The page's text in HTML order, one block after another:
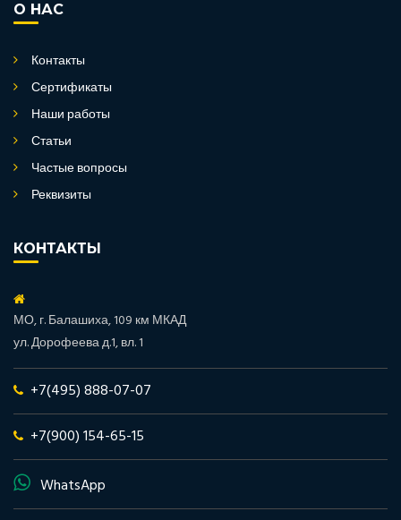
О НАС
Контакты
Сертификаты
Наши работы
Статьи
Частые вопросы
Реквизиты
КОНТАКТЫ
МО, г. Балашиха, 109 км МКАД
ул. Дорофеева д.1, вл. 1
+7(495) 888-07-07
+7(900) 154-65-15
WhatsApp